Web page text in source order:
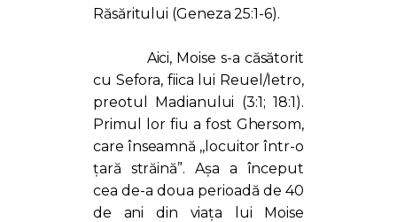
Răsăritului (Geneza 25:1-6).
Aici, Moise s-a căsătorit
cu Sefora, fiica lui Reuel/Ietro,
preotul Madianului (3:1; 18:1).
Primul lor fiu a fost Ghersom,
care înseamnă ,,locuitor într-o
țară străină”. Așa a început
cea de-a doua perioadă de 40
de ani din viața lui Moise